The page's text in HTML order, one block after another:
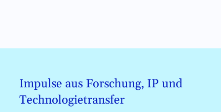
Impulse aus Forschung, IP und
Technologietransfer